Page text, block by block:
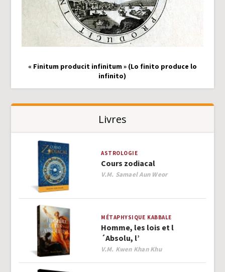
« Finitum producit infinitum » (Lo finito produce lo
infinito)
Livres
ASTROLOGIE
Cours zodiacal
Author
V.M. Samael Aun Weor
MÉTAPHYSIQUE KABBALE
Homme, les lois et l
´Absolu, l’
Author
V.M. Kwen Khan Khu